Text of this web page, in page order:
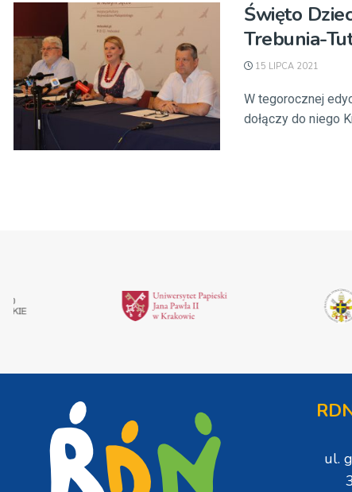
Święto
Trebunia-
15 LIPCA 2021
W tegorocznej
dołączy do niego
ul.